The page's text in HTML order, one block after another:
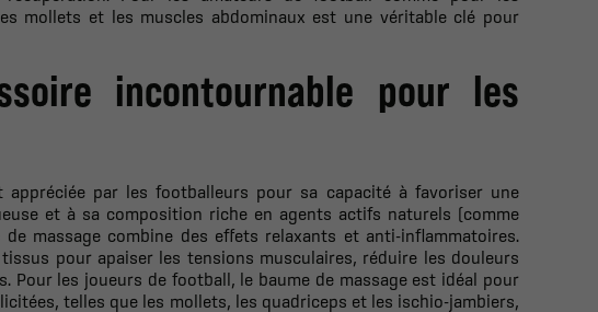
mollets et les muscles abdominaux est une véritable clé pour
incontournable pour les
par les footballeurs pour sa capacité à favoriser une
et à sa composition riche en agents actifs naturels (comme
massage combine des effets relaxants et anti-inflammatoires.
pour apaiser les tensions musculaires, réduire les douleurs
Pour les joueurs de football, le baume de massage est idéal pour
telles que les mollets, les quadriceps et les ischio-jambiers,